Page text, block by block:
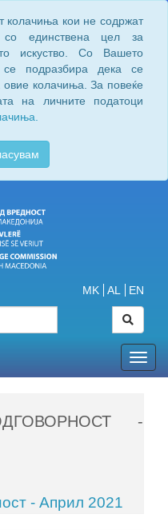
колачиња кои не содржат
единствена цел за
искуство. Со Вашето
подразбира дека се
овие колачиња. За повеќе
на личните податоци
MK AL EN
-
- Април 2021